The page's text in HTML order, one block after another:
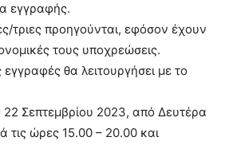
εγγραφής.
τριες προηγούνται, εφόσον έχουν
τους υποχρεώσεις.
εγγραφές θα λειτουργήσει με το
22 Σεπτεμβρίου 2023, από Δευτέρα
τις ώρες 15.00 – 20.00 και